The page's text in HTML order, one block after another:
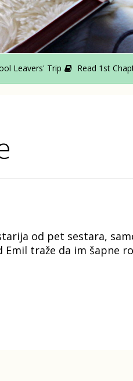
Leavers' Trip Read 1st
od pet sestara,
traže da im šapne